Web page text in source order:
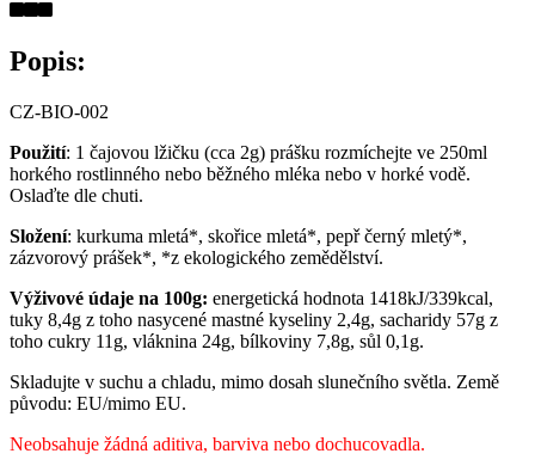
Popis:
CZ-BIO-002
Použití: 1 čajovou lžičku (cca 2g) prášku rozmíchejte ve 250ml
horkého rostlinného nebo běžného mléka nebo v horké vodě.
Oslaďte dle chuti.
Složení: kurkuma mletá*, skořice mletá*, pepř černý mletý*,
zázvorový prášek*, *z ekologického zemědělství.
Výživové údaje na 100g: energetická hodnota 1418kJ/339kcal,
tuky 8,4g z toho nasycené mastné kyseliny 2,4g, sacharidy 57g z
toho cukry 11g, vláknina 24g, bílkoviny 7,8g, sůl 0,1g.
Skladujte v suchu a chladu, mimo dosah slunečního světla. Země
původu: EU/mimo EU.
Neobsahuje žádná aditiva, barviva nebo dochucovadla.